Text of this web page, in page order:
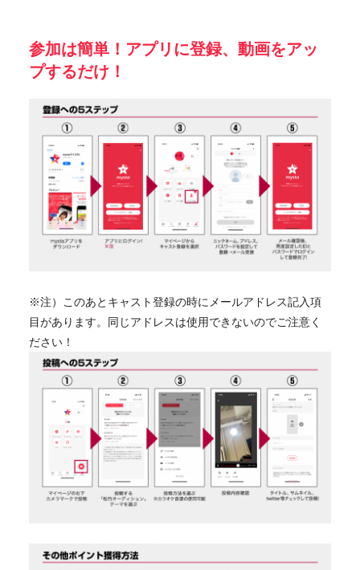
参加は簡単！アプリに登録、動画をアッ
プするだけ！
※注）このあとキャスト登録の時にメールアドレス記入項
目があります。同じアドレスは使用できないのでご注意く
ださい！